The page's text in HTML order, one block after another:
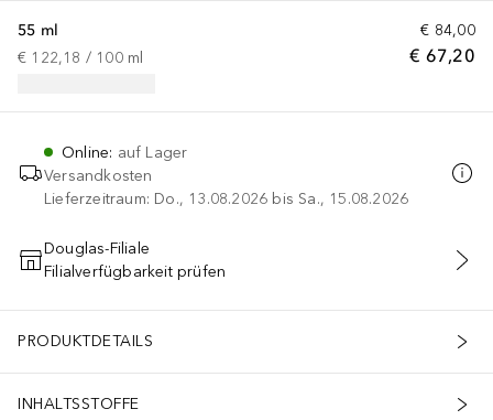
€ 84,00
€ 67,20
55 ml
€ 122,18 / 100 ml
Online: auf Lager
Versandkosten
Lieferzeitraum: Do., 13.08.2026 bis Sa., 15.08.2026
IN DEN WARENKORB
Douglas-Filiale
Filialverfügbarkeit prüfen
PRODUKTDETAILS
INHALTSSTOFFE